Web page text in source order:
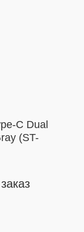
C Dual
(ST-